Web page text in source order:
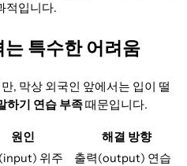
적입니다.
특수한 어려움
, 막상 외국인 앞에서는 입이 떨
하기 연습 부족때문입니다.
원인
해결 방향
위주
출력(output) 연습